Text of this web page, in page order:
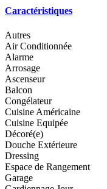
Caractéristiques
Autres
Air Conditionnée
Alarme
Arrosage
Ascenseur
Balcon
Congélateur
Cuisine Américaine
Cuisine Equipée
Décoré(e)
Douche Extérieure
Dressing
Espace de Rangement
Garage